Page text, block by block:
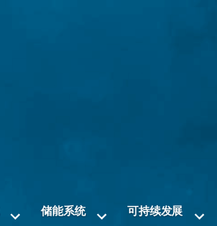
储能系统 可持续发展